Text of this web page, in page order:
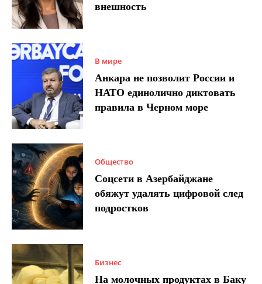
внешность
В мире
Анкара не позволит России и
НАТО единолично диктовать
правила в Черном море
Общество
Соцсети в Азербайджане
обяжут удалять цифровой след
подростков
Бизнес
На молочных продуктах в Баку